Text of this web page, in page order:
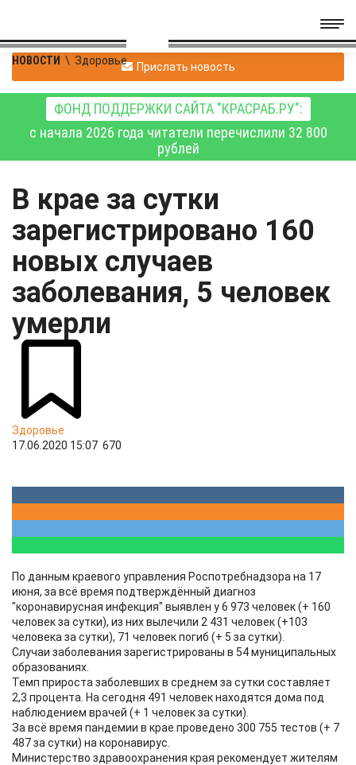
НОВОСТИ \ Здоровье Прислать новость
ФОНД ПОДДЕРЖКИ САЙТА "КРАСРАБ.РУ":
с начала 2026 года читатели перечислили 32 800
рублей
В крае за сутки
зарегистрировано 160
новых случаев
заболевания, 5 человек
умерли
Здоровье
17.06.2020 15:07 670
По данным краевого управления Роспотребнадзора на 17
июня, за всё время подтверждённый диагноз
"коронавирусная инфекция" выявлен у 6 973 человек (+ 160
человек за сутки), из них вылечили 2 431 человек (+103
человека за сутки), 71 человек погиб (+ 5 за сутки).
Случаи заболевания зарегистрированы в 54 муниципальных
образованиях.
Темп прироста заболевших в среднем за сутки составляет
2,3 процента. На сегодня 491 человек находятся дома под
наблюдением врачей (+ 1 человек за сутки).
За всё время пандемии в крае проведено 300 755 тестов (+ 7
487 за сутки) на коронавирус.
Министерство здравоохранения края рекомендует жителям